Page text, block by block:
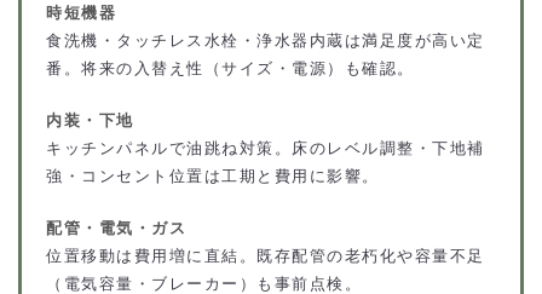
時短機器
食洗機・タッチレス水栓・浄水器内蔵は満足度が高い定
番。将来の入替え性（サイズ・電源）も確認。
内装・下地
キッチンパネルで油跳ね対策。床のレベル調整・下地補
強・コンセント位置は工期と費用に影響。
配管・電気・ガス
位置移動は費用増に直結。既存配管の老朽化や容量不足
（電気容量・ブレーカー）も事前点検。